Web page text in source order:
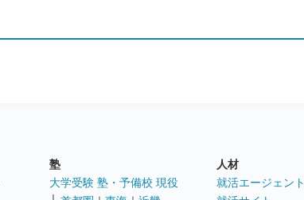
塾
大学受験 塾・予備校 現役
人材
就活エージェン